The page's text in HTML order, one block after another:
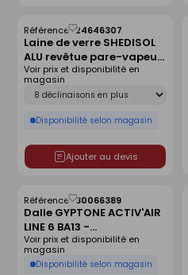
Laine de verre SHEDISOL
ALU revêtue pare-vapeur
kraft- 1,50x1m Ep.50mm -
R=1,40m².K/W.
Référence :24646307
Déclinaison
Disponibilité selon magasin
Voir prix et disponibilité en
magasin
Ajouter au devis
Enregistrer
comme
liste
Dalle GYPTONE ACTIV'AIR
LINE 6 BA13 -
2400X1200mm
Référence :30066389
Disponibilité selon magasin
Voir prix et disponibilité en
magasin
Enregistrer
comme
liste